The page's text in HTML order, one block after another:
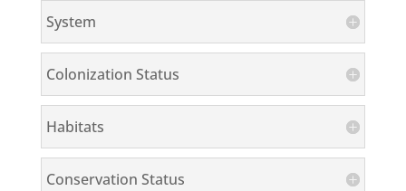
System
Colonization Status
Habitats
Conservation Status